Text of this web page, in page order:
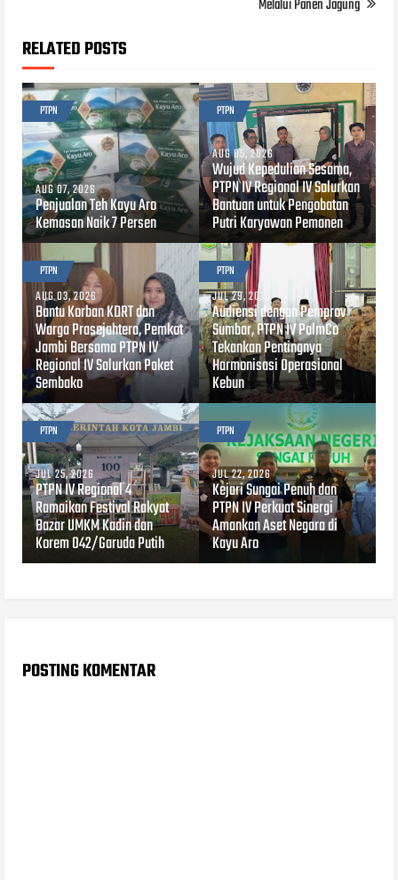
Melalui Panen Jagung
RELATED POSTS
PTPN
AUG 07, 2026
Penjualan Teh Kayu Aro
Kemasan Naik 7 Persen
PTPN
AUG 05, 2026
Wujud Kepedulian Sesama,
PTPN IV Regional IV Salurkan
Bantuan untuk Pengobatan
Putri Karyawan Pemanen
PTPN
AUG 03, 2026
Bantu Korban KDRT dan
Warga Prasejahtera, Pemkot
Jambi Bersama PTPN IV
Regional IV Salurkan Paket
Sembako
PTPN
JUL 29, 2026
Audiensi dengan Pemprov
Sumbar, PTPN IV PalmCo
Tekankan Pentingnya
Harmonisasi Operasional
Kebun
PTPN
JUL 25, 2026
PTPN IV Regional 4
Ramaikan Festival Rakyat
Bazar UMKM Kadin dan
Korem 042/Garuda Putih
PTPN
JUL 22, 2026
Kejari Sungai Penuh dan
PTPN IV Perkuat Sinergi
Amankan Aset Negara di
Kayu Aro
POSTING KOMENTAR